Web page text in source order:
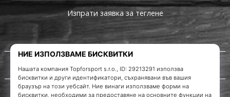
За нас
Обслужване на клиенти
Изпрати заявка за теглене